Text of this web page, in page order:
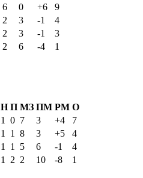
6 0 +6
9
2 3 -1
4
2 3 -1
3
2 6 -4
1
Н П МЗ ПМ РМ О
1 0 7 3 +4
7
1 1 8 3 +5
4
1 1 5 6 -1
4
1 2 2 10 -8
1